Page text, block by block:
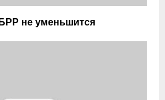
не уменьшится